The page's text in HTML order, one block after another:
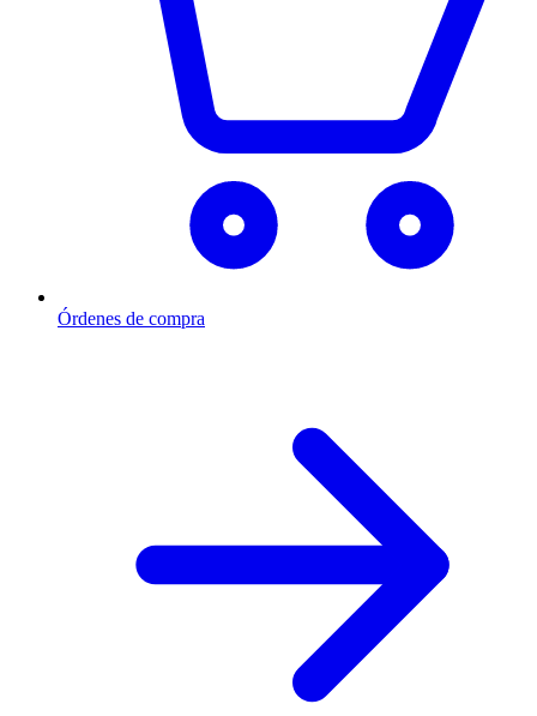
Órdenes de compra